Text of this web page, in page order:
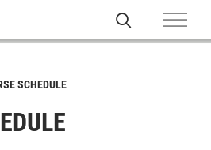
SCHEDULE